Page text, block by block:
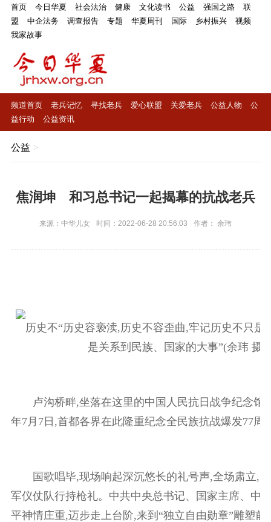
首页 今日华夏 社会法治 健康 文化读书 公益 强国之路
联
盟
中企法务 调查报告 专题 华夏周刊 国际 乡村振兴
视频
我家故事
频道首页 老兵记忆 寻找老兵 爱心联盟 关爱老兵 公益人物
公
益行动
公益资讯
公益 >
焦润坤 和习总书记一起揭幕的抗战老兵
来源：中华儿女 时间：2022-06-28 20:56:03 作者： 余玮
历史不“历史容亵渎,历史不容歪曲,牢记历史不只是
是关系到民族、国家的大事”(余玮 摄)
卢沟桥畔,坐落在这里的中国人民抗日战争纪念馆
年7月7日,首都各界在此隆重纪念全民族抗战爆发77
国歌唱毕,现场响起深沉悠长的礼号声,全场肃立,中
军仪仗队行持枪礼。中共中央总书记、国家主席、中
平神情庄重,迈步走上台阶,来到“独立自由勋章”雕塑前